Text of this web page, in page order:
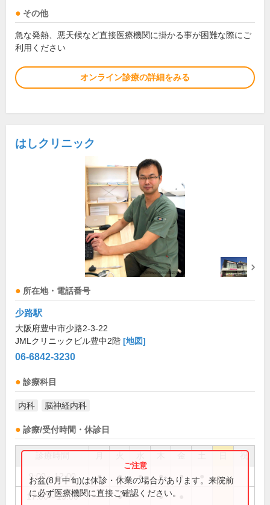
その他
急な発熱、悪天候など直接医療機関に掛かる事が困難な際にご
利用ください
オンライン診療の詳細をみる
はしクリニック
所在地・電話番号
少路駅
大阪府豊中市少路2-3-22
JMLクリニックビル豊中2階 [地図]
06-6842-3230
診療科目
内科 脳神経内科
診療/受付時間・休診日
祝
9:00～12:00 ● ● ● ● ●
17:00～19:00 ● ●
お盆(8月中旬)は休診・休業の場合があります。来院前
に必ず医療機関に直接ご確認ください。